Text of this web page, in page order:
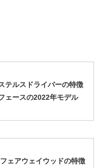
テルスドライバーの特徴
ェースの2022年モデル
ェアウェイウッドの特徴